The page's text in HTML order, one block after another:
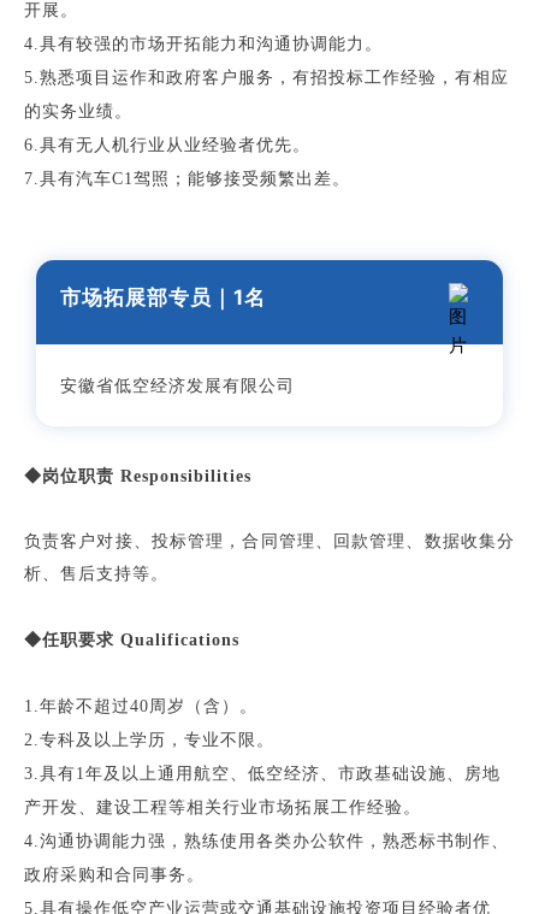
开展。
4.具有较强的市场开拓能力和沟通协调能力。
5.熟悉项目运作和政府客户服务，有招投标工作经验，有相应
的实务业绩。
6.具有无人机行业从业经验者优先。
7.具有汽车C1驾照；能够接受频繁出差。
市场拓展部专员 ｜1名
安徽省低空经济发展有限公司
◆岗位职责 Responsibilities
负责客户对接、投标管理，合同管理、回款管理、数据收集分
析、售后支持等。
◆任职要求 Qualifications
1.年龄不超过40周岁（含）。
2.专科及以上学历，专业不限。
3.具有1年及以上通用航空、低空经济、市政基础设施、房地
产开发、建设工程等相关行业市场拓展工作经验。
4.沟通协调能力强，熟练使用各类办公软件，熟悉标书制作、
政府采购和合同事务。
5.具有操作低空产业运营或交通基础设施投资项目经验者优